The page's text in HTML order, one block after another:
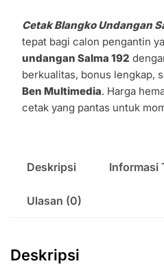
Cetak Blangko Undangan
tepat bagi calon pengantin
undangan Salma 192
berkualitas, bonus lengkap,
Ben Multimedia. Harga
cetak yang pantas untuk
Deskripsi Informasi
Ulasan (0)
Deskripsi